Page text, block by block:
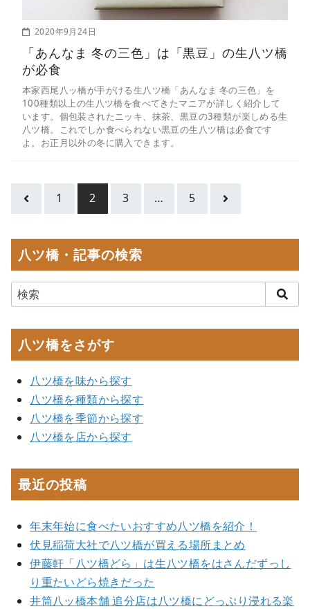
2020年9月24日
「あんなま 冬の三色」は「黒豆」の生八ツ橋
が必食
本家西尾八ッ橋が手がける生八ツ橋「あんなま 冬の三色」を
100種類以上の生八ツ橋を食べてきたマニアが詳しく紹介して
います。個包装されたニッキ、抹茶、黒豆の3種類が楽しめる生
八ツ橋。これでしか食べられない黒豆の生八ツ橋は必食です
よ。お正月以外の冬に購入できます。
1 2 3 … 5
八ツ橋・記事の検索
八ツ橋をさがす
八ツ橋を味から探す
八ツ橋を種類から探す
八ツ橋を季節から探す
八ツ橋を店から探す
最近の投稿
年末年始に食べたいおすすめ八ツ橋を紹介！
伏見稲荷大社で八ツ橋が買える場所まとめ
伊藤軒「八ツ橋どら」は生八ツ橋をはさんだずっし
り重たいどら焼きだった
井筒八ッ橋本舗 追分店は八ツ橋にどっぷり浸れる楽